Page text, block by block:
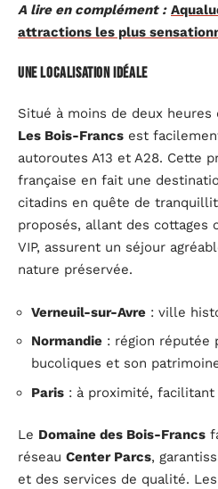
A lire en complément :
attractions les plus
Une localisation idéale
Situé à moins de deux heures
Les Bois-Francs est
autoroutes A13 et A28. Cette
française en fait une
citadins en quête de
proposés, allant des cottages
VIP, assurent un séjour
nature préservée.
Verneuil-sur-Avre : ville
Normandie : région réputée
bucoliques et son
Paris : à proximité, facilitant
Le Domaine des Bois-Francs
réseau Center Parcs,
et des services de qualité.